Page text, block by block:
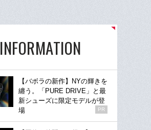
INFORMATION
【バボラの新作】NYの輝きを
纏う。「PURE DRIVE」と最
新シューズに限定モデルが登
場
PR